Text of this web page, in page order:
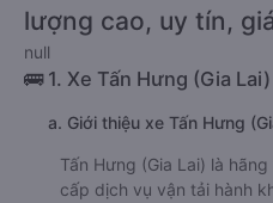
lượng cao, uy tín,
null
🚌 1. Xe Tấn Hưng (Gia
a. Giới thiệu xe Tấn Hưng
Tấn Hưng (Gia Lai) là
cấp dịch vụ vận tải hành